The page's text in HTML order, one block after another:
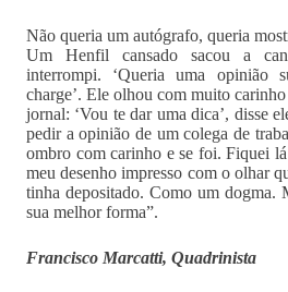
Não queria um autógrafo, queria
Um Henfil cansado sacou a
interrompi. ‘Queria uma opinião
charge’. Ele olhou com muito
jornal: ‘Vou te dar uma dica’, disse
pedir a opinião de um colega de
ombro com carinho e se foi. Fiquei
meu desenho impresso com o olhar
tinha depositado. Como um dogma.
sua melhor forma”.
Francisco Marcatti, Quadrinista